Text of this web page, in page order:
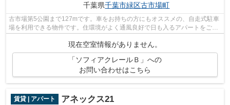
千葉県千葉市緑区古市場町
古市場第5公園まで127mです。車をお持ちの方にもオススメの、自走式駐車
場を利用できる物件です。住環境がよく通風良好で日も入るアパートをご提
供します。インターネットの使用が可能...
現在空室情報がありません。
「ソフィアクレールＢ」への
お問い合わせはこちら
賃貸 | アパート アネックス21